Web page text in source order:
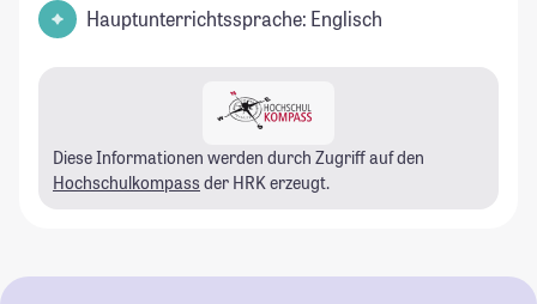
Hauptunterrichtssprache: Englisch
Diese Informationen werden durch Zugriff auf den
Hochschulkompass der HRK erzeugt.